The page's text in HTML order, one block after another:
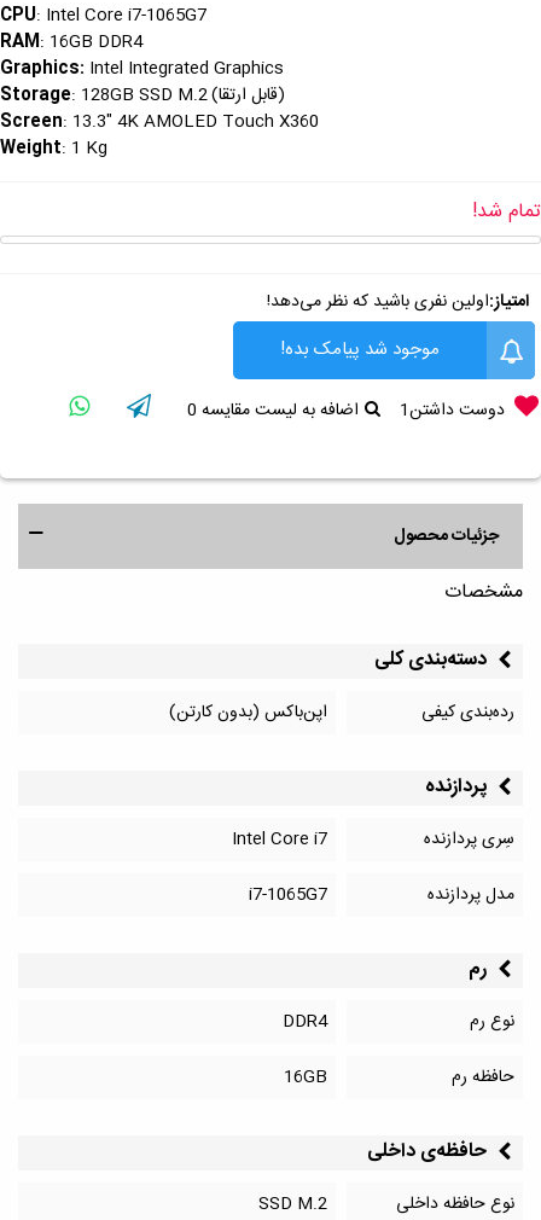
CPU: Intel Core i7-1065G7
RAM: 16GB DDR4
Graphics: Intel Integrated Graphics
(قابل ارتقا): 128GB SSD M.2
Screen: 13.3" 4K AMOLED Touch X360
Weight: 1 Kg
تمام شد!
امتیاز:اولین نفری باشید که نظر می‌دهد!
موجود شد پیامک بده!
دوست داشتن1 اضافه به لیست مقایسه 0
جزئیات محصول
مشخصات
دسته‌بندی کلی
رده‌بندی کیفی اپن‌باکس (بدون کارتن)
پردازنده
سِری پردازنده
Intel Core i7
مدل پردازنده
i7-1065G7
رم
نوع رم
DDR4
حافظه رم
16GB
حافظه‌‌ی داخلی
نوع حافظه داخلی SSD M.2